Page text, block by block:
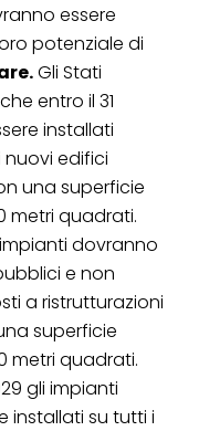
essere
potenziale di
Gli Stati
entro il 31
installati
edifici
una superficie
metri quadrati.
impianti dovranno
e non
a ristrutturazioni
superficie
metri quadrati.
gli impianti
installati su tutti i